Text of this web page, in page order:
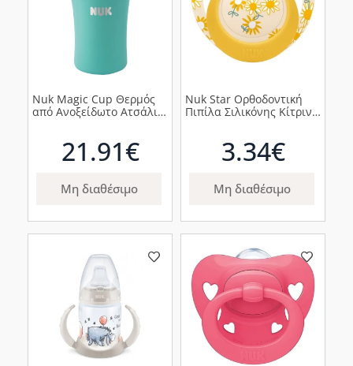
Nuk Magic Cup Θερμός
από Ανοξείδωτο Ατσάλι
21.91€
Μη διαθέσιμο
Nuk Star Ορθοδοντική
Πιπίλα Σιλικόνης Κίτρινη
3.34€
Μη διαθέσιμο